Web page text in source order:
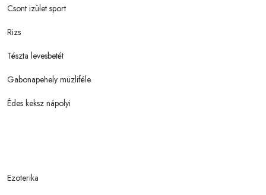
Csont izület sport
Rizs
Tészta levesbetét
Gabonapehely müzliféle
Édes keksz nápolyi
Ezoterika